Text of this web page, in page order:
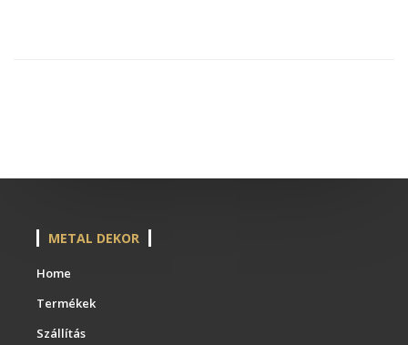
METAL DEKOR
Home
Termékek
Szállítás